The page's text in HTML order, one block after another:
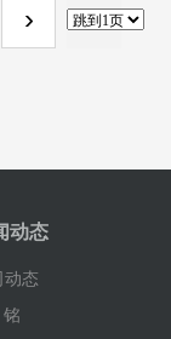
›
动态
动态
铭